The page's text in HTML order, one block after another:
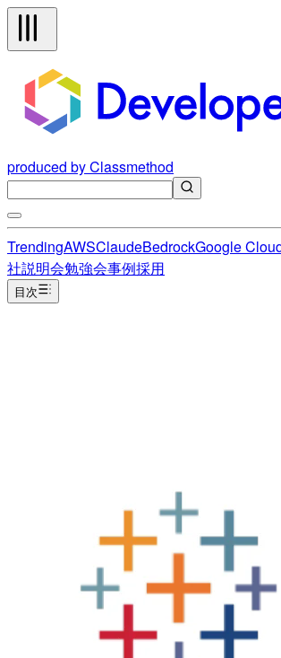
produced by Classmethod
TrendingAWSClaudeBedrockGoogle
社説明会勉強会事例採用
目次